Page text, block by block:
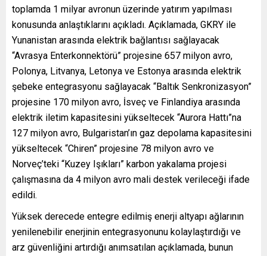
toplamda 1 milyar avronun üzerinde yatırım yapılması
konusunda anlaştıklarını açıkladı. Açıklamada, GKRY ile
Yunanistan arasında elektrik bağlantısı sağlayacak
“Avrasya Enterkonnektörü” projesine 657 milyon avro,
Polonya, Litvanya, Letonya ve Estonya arasında elektrik
şebeke entegrasyonu sağlayacak “Baltık Senkronizasyon”
projesine 170 milyon avro, İsveç ve Finlandiya arasında
elektrik iletim kapasitesini yükseltecek “Aurora Hattı”na
127 milyon avro, Bulgaristan’ın gaz depolama kapasitesini
yükseltecek “Chiren” projesine 78 milyon avro ve
Norveç’teki “Kuzey Işıkları” karbon yakalama projesi
çalışmasına da 4 milyon avro mali destek verileceği ifade
edildi.
Yüksek derecede entegre edilmiş enerji altyapı ağlarının
yenilenebilir enerjinin entegrasyonunu kolaylaştırdığı ve
arz güvenliğini artırdığı anımsatılan açıklamada, bunun